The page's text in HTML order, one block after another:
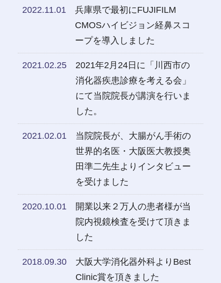
2022.11.01
​兵庫県で最初にFUJIFILM
CMOSハイビジョン経鼻スコ
ープを導入しました
2021.02.25
​2021年2月24日に「川西市の
消化器疾患診療を考える会」
にて当院院長が講演を行いま
した。
2021.02.01
当院院長が、大腸がん手術の
世界的名医・大阪医大教授奥
田準二先生よりインタビュー
を受けました
2020.10.01
開業以来２万人の患者様が当
院内視鏡検査を受けて頂きま
した
2018.09.30
大阪大学消化器外科よりBest
Clinic賞を頂きました